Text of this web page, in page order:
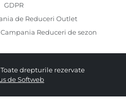
GDPR
de Reduceri Outlet
Reduceri de sezon
drepturile rezervate
de Softweb